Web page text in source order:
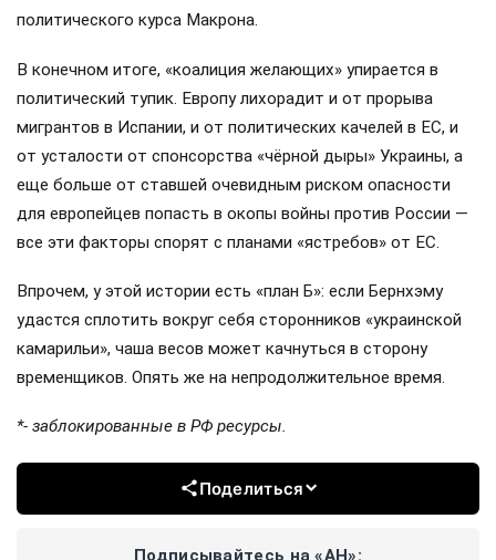
политического курса Макрона.
В конечном итоге, «коалиция желающих» упирается в
политический тупик. Европу лихорадит и от прорыва
мигрантов в Испании, и от политических качелей в ЕС, и
от усталости от спонсорства «чёрной дыры» Украины, а
еще больше от ставшей очевидным риском опасности
для европейцев попасть в окопы войны против России —
все эти факторы спорят с планами «ястребов» от ЕС.
Впрочем, у этой истории есть «план Б»: если Бернхэму
удастся сплотить вокруг себя сторонников «украинской
камарильи», чаша весов может качнуться в сторону
временщиков. Опять же на непродолжительное время.
*- заблокированные в РФ ресурсы.
Поделиться
Подписывайтесь на «АН»: